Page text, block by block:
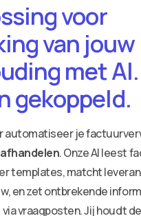
voor
van jouw
met AI.
gekoppeld.
automatiseer je
afhandelen. Onze AI leest
templates, matcht
en zet ontbrekende
vraagposten. Jij houdt